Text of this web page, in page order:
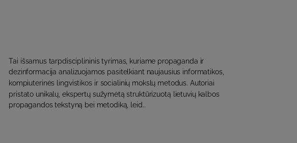
Tai išsamus tarpdisciplininis tyrimas, kuriame propaganda ir
dezinformacija analizuojamos pasitelkiant naujausius informatikos,
kompiuterinės lingvistikos ir socialinių mokslų metodus. Autoriai
pristato unikalų, ekspertų sužymėtą struktūrizuotą lietuvių kalbos
propagandos tekstyną bei metodiką, leid..